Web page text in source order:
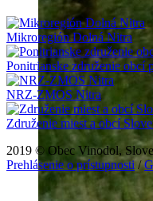
Mikroregión Dolná Nitra
Ponitrianske združenie obcí
NRZ-ZMOS Nitra
Združenie miest a obcí
2019 © Obec Vinodol,
Prehlásenie o prístupnosti/